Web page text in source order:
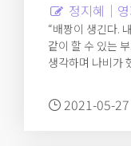
정지혜｜
“배짱이 생긴다.
같이 할 수 있는
생각하며 나비가
는 경험과 감각이
너에게 간다.
2021-05-27